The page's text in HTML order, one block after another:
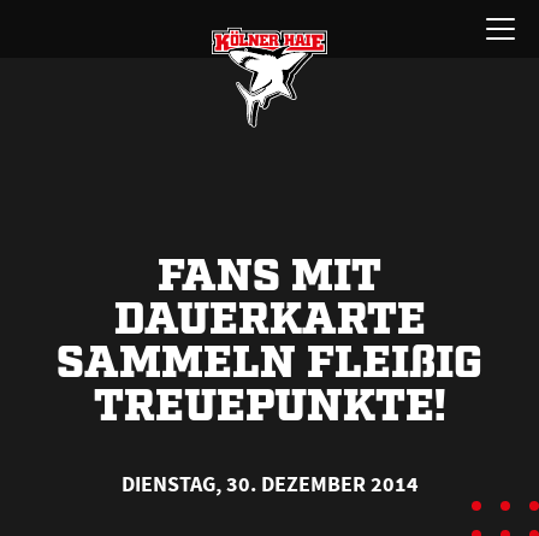
Menü
öffnen
FANS MIT
DAUERKARTE
SAMMELN FLEIßIG
TREUEPUNKTE!
DIENSTAG, 30. DEZEMBER 2014